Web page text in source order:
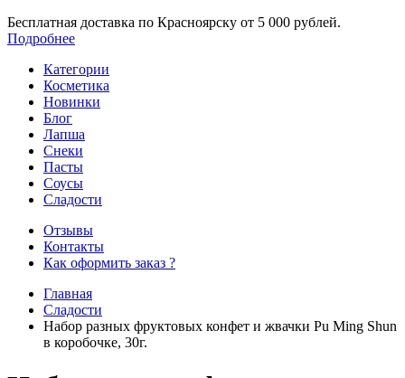
Бесплатная доставка по Красноярску от 5 000 рублей.
Подробнее
Категории
Косметика
Новинки
Блог
Лапша
Снеки
Пасты
Соусы
Сладости
Отзывы
Контакты
Как оформить заказ ?
Главная
Сладости
Набор разных фруктовых конфет и жвачки Pu Ming Shun
в коробочке, 30г.